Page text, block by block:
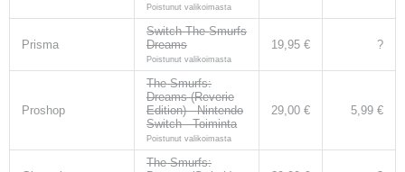
Poistunut valikoimasta
Prisma
Switch The Smurfs
Dreams
Poistunut valikoimasta
19,95 € ?
Proshop
The Smurfs:
Dreams (Reverie
Edition) - Nintendo
Switch - Toiminta
Poistunut valikoimasta
29,00 € 5,99 €
The Smurfs: